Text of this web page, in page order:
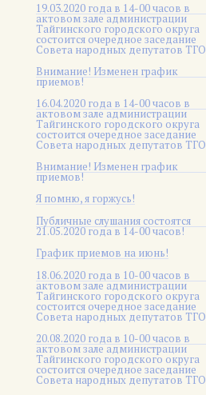
19.03.2020 года в 14-00 часов в
актовом зале администрации
Тайгинского городского округа
состоится очередное заседание
Совета народных депутатов ТГО
Внимание! Изменен график
приемов!
16.04.2020 года в 14-00 часов в
актовом зале администрации
Тайгинского городского округа
состоится очередное заседание
Совета народных депутатов ТГО
Внимание! Изменен график
приемов!
Я помню, я горжусь!
Публичные слушания состоятся
21.05.2020 года в 14-00 часов!
График приемов на июнь!
18.06.2020 года в 10-00 часов в
актовом зале администрации
Тайгинского городского округа
состоится очередное заседание
Совета народных депутатов ТГО
20.08.2020 года в 10-00 часов в
актовом зале администрации
Тайгинского городского округа
состоится очередное заседание
Совета народных депутатов ТГО